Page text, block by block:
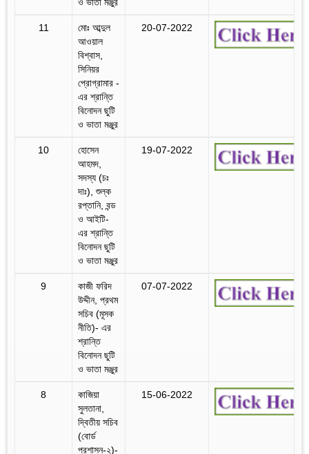
11
মোঃ আব্দুল
আওয়াল
বিশ্বাস,
সিনিয়র
প্রোগ্রামার -
এর শ্রান্তি
বিনোদন ছুটি
ও ভাতা মঞ্জুর
20-07-2022
10
হোসেন
আহমদ,
সদস্য (চঃ
দাঃ), শুল্ক
রপ্তানি, বন্ড
ও আইটি-
এর শ্রান্তি
বিনোদন ছুটি
ও ভাতা মঞ্জুর
19-07-2022
9
কাজী ফরিদ
উদ্দীন, প্রথম
সচিব (মূসক
নীতি)- এর
শ্রান্তি
বিনোদন ছুটি
ও ভাতা মঞ্জুর
07-07-2022
8
কাজিয়া
সুলতানা,
দ্বিতীয় সচিব
(বোর্ড
প্রশাসন-২)-
15-06-2022